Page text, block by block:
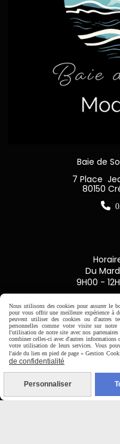
Baie de
7 Place
80150

Du
9H00 -
CB
Nous utilisons des cookies pour assurer le
pour vous offrir une meilleure expérience à
peuvent utiliser des cookies ou d'autres
personnelles comme votre visite sur
l'utilisation de notre site avec nos
combiner celles-ci avec d'autres
votre utilisation de leurs services. Vous
l'aide du lien en pied de page « Gestion
de confidentialité
Personnaliser